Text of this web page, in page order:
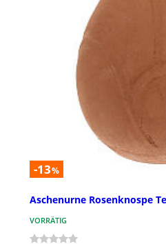
-13%
Aschenurne Rosenknospe
VORRÄTIG